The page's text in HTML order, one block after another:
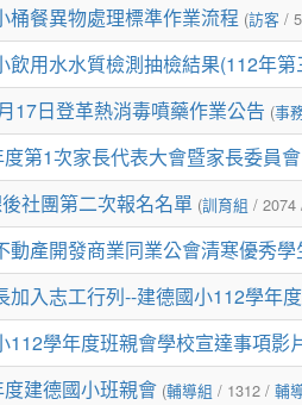
桶餐異物處理標準作業流程 (訪客 /
飲用水水質檢測抽檢結果(112年第
17日登革熱消毒噴藥作業公告 (事
第1次家長代表大會暨家長委員
社團第二次報名名單 (訓育組 /
動產開發商業同業公會清寒優秀
加入志工行列--建德國小112學年
112學年度班親會學校宣達事項影
建德國小班親會 (輔導組 / 1312 / 輔